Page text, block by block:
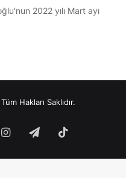
2022 yılı Mart ayı
Hakları Saklıdır.
Instagram
Telegram